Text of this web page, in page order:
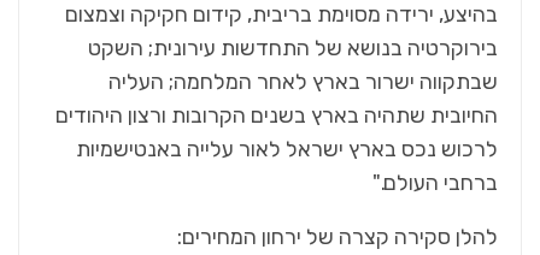
בהיצע, ירידה מסוימת בריבית, קידום חקיקה וצמצום
בירוקרטיה בנושא של התחדשות עירונית; השקט
שבתקווה ישרור בארץ לאחר המלחמה; העליה
החיובית שתהיה בארץ בשנים הקרובות ורצון היהודים
לרכוש נכס בארץ ישראל לאור עלייה באנטישמיות
ברחבי העולם."
להלן סקירה קצרה של ירחון המחירים: